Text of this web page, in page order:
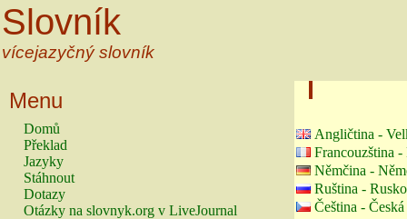
Slovník
vícejazyčný slovník
Menu
Domů
Překlad
Jazyky
Stáhnout
Dotazy
Otázky na slovnyk.org v LiveJournal
Angličtina -
Francouzština -
Němčina -
Ruština - Rusko
Čeština -